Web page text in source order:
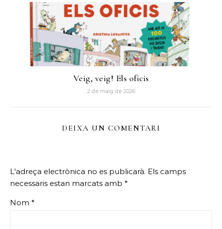
Veig, veig! Els oficis
2 de maig de 2026
DEIXA UN COMENTARI
L'adreça electrònica no es publicarà. Els camps
necessaris estan marcats amb *
Nom *